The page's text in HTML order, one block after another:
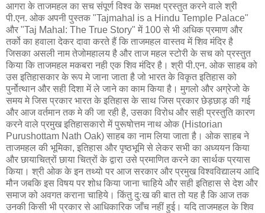
आगरा के ताजमहल का सच संपूर्ण विश्व के समक्ष प्रस्तुत करने वाले श्री
पी.एन. ओक अपनी पुस्तक "Tajmahal is a Hindu Temple Palace"
और "Taj Mahal: The True Story" में 100 से भी अधिक प्रमाण और
तर्को का हवाला देकर दावा करते हैं कि ताजमहल वास्तव में शिव मंदिर है
जिसका असली नाम तेजोमहालय है और ताज महल स्टोरी के सच को प्रस्तुत
किया कि ताजमहल मकबरा नही एक शिव मंदिर है। श्री पी.एन. ओक साहब को
उस इतिहासकार के रूप मे जाना जाता है जो भारत के विकृत इतिहास को
पुर्नोत्थान और सही दिशा में ले जाने का काम किया है। मुगलो और अग्रेजो के
समय मे जिस प्रकार भारत के इतिहास के साथ जिस प्रकार छेड़छाड़ की गई
और आज वर्तमान तक मे की जा रही है, उसका विरोध और सही प्रस्तुति कारण
करने वाले प्रमुख इतिहासकारो में पुरूषोत्तम नाथ ओक (Historian
Purushottam Nath Oak) साहब का नाम लिया जाता है। ओक साहब ने
ताजमहल की भूमिका, इतिहास और पृष्ठभूमि से लेकर सभी का अध्ययन किया
और छायाचित्रों छाया चित्रों के द्वारा उसे प्रमाणित करने का सार्थक प्रयास
किया। श्री ओक के इन तथ्यो पर आज सरकार और प्रमुख विश्वविद्यालय आदि
मौन जबकि इस विषय पर शोध किया जाना चाहिये और सही इतिहास से देश और
समाज को अवगत कराना चाहिये। किंतु दुःख की बात तो यह है कि आज तक
उनकी किसी भी प्रकार से आधिकारिक जाँच नहीं हुई। यदि ताजमहल के शिव